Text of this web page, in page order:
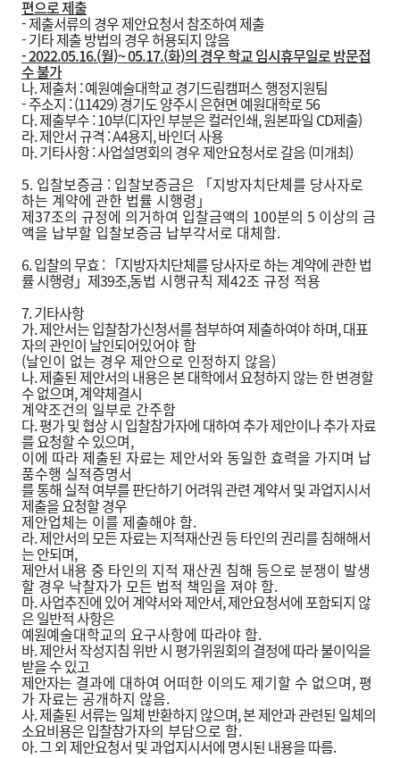
편으로 제출
- 제출서류의 경우 제안요청서 참조하여 제출
- 기타 제출 방법의 경우 허용되지 않음
- 2022.05.16.(월)~ 05.17.(화)의 경우 학교 임시휴무일로 방문접
수 불가
나. 제출처 : 예원예술대학교 경기드림캠퍼스 행정지원팀
- 주소지 : (11429) 경기도 양주시 은현면 예원대학로 56
다. 제출부수 : 10부(디자인 부분은 컬러인쇄, 원본파일 CD제출)
라. 제안서 규격 : A4용지, 바인더 사용
마. 기타사항 : 사업설명회의 경우 제안요청서로 갈음 (미개최)
5. 입찰보증금 : 입찰보증금은 「지방자치단체를 당사자로
하는 계약에 관한 법률 시행령」
제37조의 규정에 의거하여 입찰금액의 100분의 5 이상의 금
액을 납부할 입찰보증금 납부각서로 대체함.
6. 입찰의 무효 : 「지방자치단체를 당사자로 하는 계약에 관한 법
률 시행령」제39조,동법 시행규칙 제42조 규정 적용
7. 기타사항
가. 제안서는 입찰참가신청서를 첨부하여 제출하여야 하며, 대표
자의 관인이 날인되어있어야 함
(날인이 없는 경우 제안으로 인정하지 않음)
나. 제출된 제안서의 내용은 본 대학에서 요청하지 않는 한 변경할
수 없으며, 계약체결시
계약조건의 일부로 간주함
다. 평가 및 협상 시 입찰참가자에 대하여 추가 제안이나 추가 자료
를 요청할 수 있으며,
이에 따라 제출된 자료는 제안서와 동일한 효력을 가지며 납
품수행 실적증명서
를 통해 실적 여부를 판단하기 어려워 관련 계약서 및 과업지시서
제출을 요청할 경우
제안업체는 이를 제출해야 함.
라. 제안서의 모든 자료는 지적재산권 등 타인의 권리를 침해해서
는 안되며,
제안서 내용 중 타인의 지적 재산권 침해 등으로 분쟁이 발생
할 경우 낙찰자가 모든 법적 책임을 져야 함.
마. 사업추진에 있어 계약서와 제안서, 제안요청서에 포함되지 않
은 일반적 사항은
예원예술대학교의 요구사항에 따라야 함.
바. 제안서 작성지침 위반 시 평가위원회의 결정에 따라 불이익을
받을 수 있고
제안자는 결과에 대하여 어떠한 이의도 제기할 수 없으며, 평
가 자료는 공개하지 않음.
사. 제출된 서류는 일체 반환하지 않으며, 본 제안과 관련된 일체의
소요비용은 입찰참가자의 부담으로 함.
아. 그 외 제안요청서 및 과업지시서에 명시된 내용을 따름.